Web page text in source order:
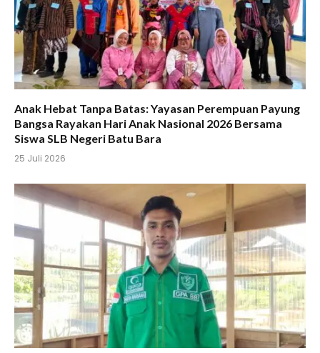
Anak Hebat Tanpa Batas: Yayasan Perempuan Payung
Bangsa Rayakan Hari Anak Nasional 2026 Bersama
Siswa SLB Negeri Batu Bara
25 Juli 2026